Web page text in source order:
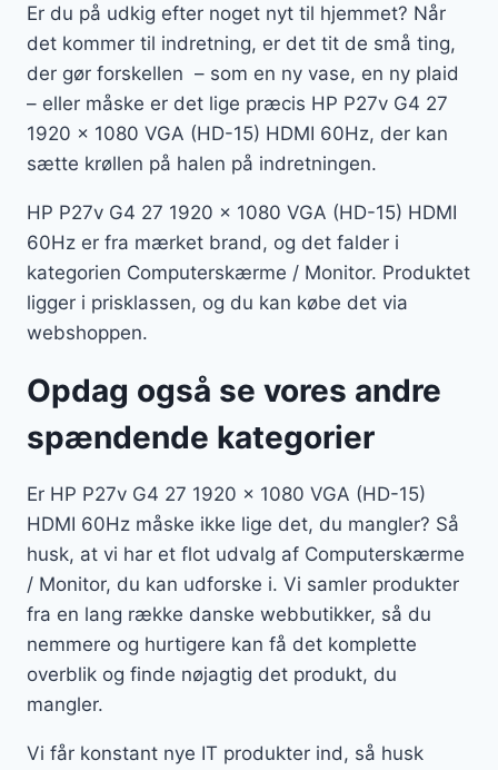
Er du på udkig efter noget nyt til hjemmet? Når
det kommer til indretning, er det tit de små ting,
der gør forskellen – som en ny vase, en ny plaid
– eller måske er det lige præcis HP P27v G4 27
1920 x 1080 VGA (HD-15) HDMI 60Hz, der kan
sætte krøllen på halen på indretningen.
HP P27v G4 27 1920 x 1080 VGA (HD-15) HDMI
60Hz er fra mærket brand, og det falder i
kategorien Computerskærme / Monitor. Produktet
ligger i prisklassen, og du kan købe det via
webshoppen.
Opdag også se vores andre
spændende kategorier
Er HP P27v G4 27 1920 x 1080 VGA (HD-15)
HDMI 60Hz måske ikke lige det, du mangler? Så
husk, at vi har et flot udvalg af Computerskærme
/ Monitor, du kan udforske i. Vi samler produkter
fra en lang række danske webbutikker, så du
nemmere og hurtigere kan få det komplette
overblik og finde nøjagtig det produkt, du
mangler.
Vi får konstant nye IT produkter ind, så husk